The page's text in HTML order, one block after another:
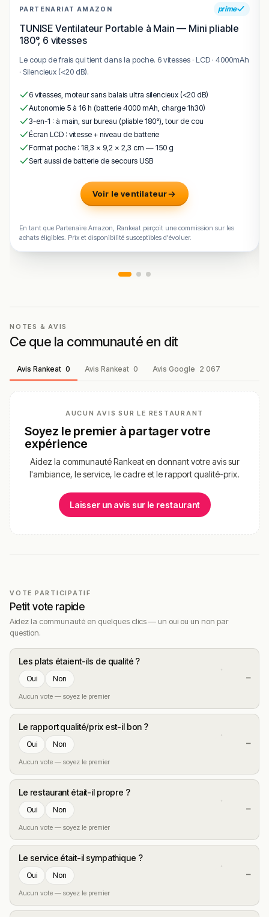
premier ordre et une carte de brasserie marseillaise
pour séduire les visiteurs en quête de saveurs locales
face au port.
Bouillabaisse, moules-frites, plateau de fruits de mer et
poissons grillés constituent le cœur de l’offre, avec une
terrasse comme atout majeur dès les beaux jours.
L’adresse est située au94 Quai du Port, 13002 Marseille
idéale pour une pause gourmande lors d’une
promenade autour du Vieux-Port et du Panier.
validation humaine.
Cette description peut contenir des erreurs, n'hésitez pas à
nous aider en vous rendant sur :Améliorer la fiche de cet
PARTENARIAT AMAZON prime
TUNISE Ventilateur Portable à Main — Mini pliable
180°, 6 vitesses
Le coup de frais qui tient dans la poche. 6 vitesses · LCD · 4000mAh
· Silencieux (<20 dB).
6 vitesses, moteur sans balais ultra silencieux (<20 dB)
Autonomie 5 à 16 h (batterie 4000 mAh, charge 1h30)
3-en-1 : à main, sur bureau (pliable 180°), tour de cou
Écran LCD : vitesse + niveau de batterie
Format poche : 18,3 × 9,2 × 2,3 cm — 150 g
Sert aussi de batterie de secours USB
Voir le ventilateur
En tant que Partenaire Amazon, Rankeat perçoit une commission sur les
achats éligibles. Prix et disponibilité susceptibles d'évoluer.
NOTES & AVIS
Ce que la communauté en dit
Avis Rankeat 0 Avis Rankeat 0 Avis Google 2 067
AUCUN AVIS SUR LE RESTAURANT
Soyez le premier à partager votre
expérience
Aidez la communauté Rankeat en donnant votre avis sur
l'ambiance, le service, le cadre et le rapport qualité-prix.
Laisser un avis sur le restaurant
VOTE PARTICIPATIF
Petit vote rapide
Aidez la communauté en quelques clics — un oui ou un non par
question.
Les plats étaient-ils de qualité ?
Oui Non
Aucun vote — soyez le premier
—
Le rapport qualité/prix est-il bon ?
Oui Non
Aucun vote — soyez le premier
—
Le restaurant était-il propre ?
Oui Non
Aucun vote — soyez le premier
—
Le service était-il sympathique ?
Oui Non
Aucun vote — soyez le premier
—